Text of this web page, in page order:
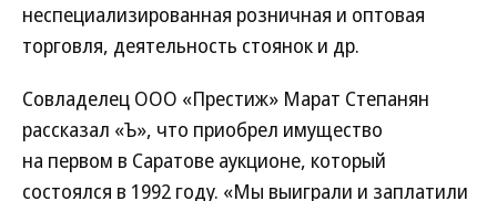
неспециализированная розничная и оптовая
торговля, деятельность стоянок и др.
Совладелец ООО «Престиж» Марат Степанян
рассказал «Ъ», что приобрел имущество
на первом в Саратове аукционе, который
состоялся в 1992 году. «Мы выиграли и заплатили